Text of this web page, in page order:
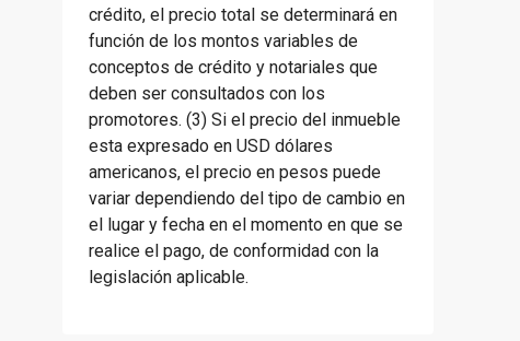
crédito, el precio total se determinará en
función de los montos variables de
conceptos de crédito y notariales que
deben ser consultados con los
promotores. (3) Si el precio del inmueble
esta expresado en USD dólares
americanos, el precio en pesos puede
variar dependiendo del tipo de cambio en
el lugar y fecha en el momento en que se
realice el pago, de conformidad con la
legislación aplicable.